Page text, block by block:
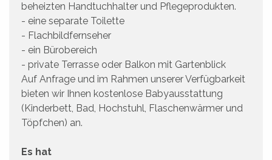
beheizten Handtuchhalter und Pflegeprodukten.
- eine separate Toilette
- Flachbildfernseher
- ein Bürobereich
- private Terrasse oder Balkon mit Gartenblick
Auf Anfrage und im Rahmen unserer Verfügbarkeit
bieten wir Ihnen kostenlose Babyausstattung
(Kinderbett, Bad, Hochstuhl, Flaschenwärmer und
Töpfchen) an.
Es hat